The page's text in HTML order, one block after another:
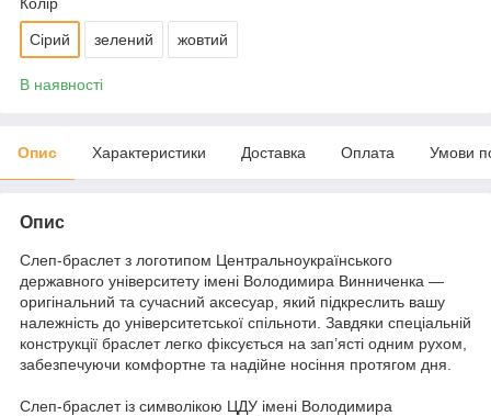
Сірий зелений жовтий
В наявності
Опис Характеристики Доставка Оплата Умови
Опис
Слеп-браслет з логотипом Центральноукраїнського
державного університету імені Володимира Винниченка —
оригінальний та сучасний аксесуар, який підкреслить вашу
належність до університетської спільноти. Завдяки спеціальній
конструкції браслет легко фіксується на зап’ясті одним рухом,
забезпечуючи комфортне та надійне носіння протягом дня.
Слеп-браслет із символікою ЦДУ імені Володимира